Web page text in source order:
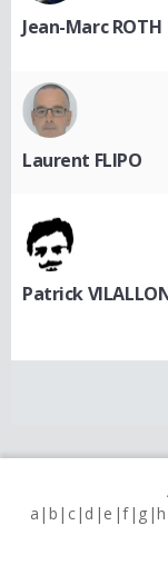
Jean-Marc ROTH
Laurent FLIPO
Patrick
a b c d e f g h